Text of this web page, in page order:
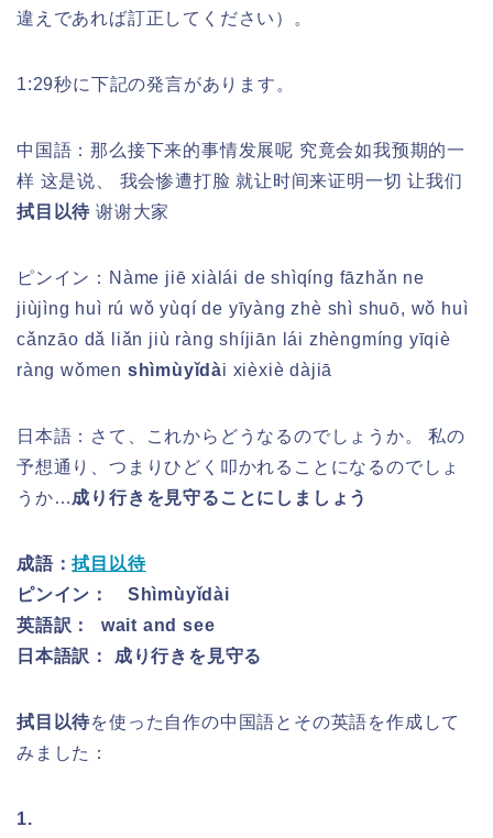
違えであれば訂正してください）。
1:29秒に下記の発言があります。
中国語：那么接下来的事情发展呢 究竟会如我预期的一
样 这是说、 我会惨遭打脸 就让时间来证明一切 让我们
拭目以待 谢谢大家
ピンイン： Nàme jiē xiàlái de shìqíng fāzhǎn ne
jiùjìng huì rú wǒ yùqí de yīyàng zhè shì shuō, wǒ huì
cǎnzāo dǎ liǎn jiù ràng shíjiān lái zhèngmíng yīqiè
ràng wǒmen shìmùyǐdài xièxiè dàjiā
日本語：さて、これからどうなるのでしょうか。 私の
予想通り、つまりひどく叩かれることになるのでしょ
うか…成り行きを見守ることにしましょう
成語：拭目以待
ピンイン： Shìmùyǐdài
英語訳： wait and see
日本語訳： 成り行きを見守る
拭目以待を使った 自作の中国語とその英語を作成して
みました ：
1.